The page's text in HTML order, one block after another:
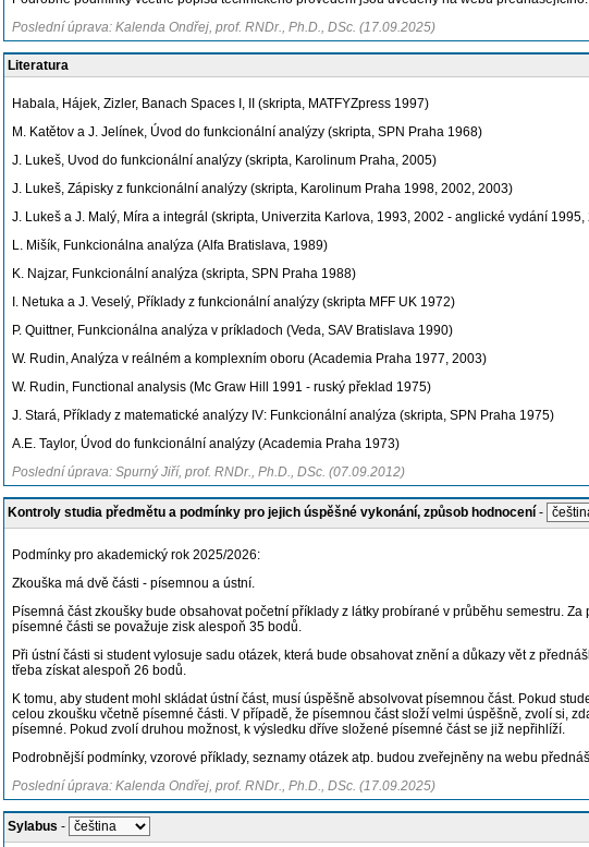
Poslední úprava: Kalenda Ondřej, prof. RNDr., Ph.D., DSc. (17.09.2025)
Literatura
Habala, Hájek, Zizler, Banach Spaces I, II (skripta, MATFYZpress 1997)
M. Katětov a J. Jelínek, Úvod do funkcionální analýzy (skripta, SPN Praha 1968)
J. Lukeš, Uvod do funkcionální analýzy (skripta, Karolinum Praha, 2005)
J. Lukeš, Zápisky z funkcionální analýzy (skripta, Karolinum Praha 1998, 2002, 2003)
J. Lukeš a J. Malý, Míra a integrál (skripta, Univerzita Karlova, 1993, 2002 - anglické vydání 1995,
L. Mišík, Funkcionálna analýza (Alfa Bratislava, 1989)
K. Najzar, Funkcionální analýza (skripta, SPN Praha 1988)
I. Netuka a J. Veselý, Příklady z funkcionální analýzy (skripta MFF UK 1972)
P. Quittner, Funkcionálna analýza v príkladoch (Veda, SAV Bratislava 1990)
W. Rudin, Analýza v reálném a komplexním oboru (Academia Praha 1977, 2003)
W. Rudin, Functional analysis (Mc Graw Hill 1991 - ruský překlad 1975)
J. Stará, Příklady z matematické analýzy IV: Funkcionální analýza (skripta, SPN Praha 1975)
A.E. Taylor, Úvod do funkcionální analýzy (Academia Praha 1973)
Poslední úprava: Spurný Jiří, prof. RNDr., Ph.D., DSc. (07.09.2012)
Kontroly studia předmětu a podmínky pro jejich úspěšné vykonání, způsob hodnocení -
Podmínky pro akademický rok 2025/2026:
Zkouška má dvě části - písemnou a ústní.
Písemná část zkoušky bude obsahovat početní příklady z látky probírané v průběhu semestru.
písemné části se považuje zisk alespoň 35 bodů.
Při ústní části si student vylosuje sadu otázek, která bude obsahovat znění a důkazy vět z
třeba získat alespoň 26 bodů.
K tomu, aby student mohl skládat ústní část, musí úspěšně absolvovat písemnou část. Pokud
celou zkoušku včetně písemné části. V případě, že písemnou část složí velmi úspěšně, zvolí si,
písemné. Pokud zvolí druhou možnost, k výsledku dříve složené písemné část se již nepřihlíží.
Podrobnější podmínky, vzorové příklady, seznamy otázek atp. budou zveřejněny na webu
Poslední úprava: Kalenda Ondřej, prof. RNDr., Ph.D., DSc. (17.09.2025)
Sylabus -